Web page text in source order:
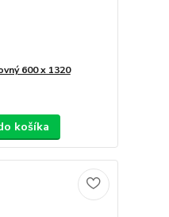
600 x 1320
košíka